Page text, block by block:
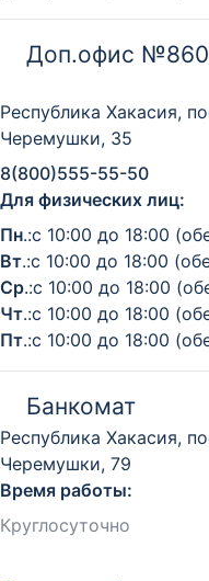
Доп.офис
Республика Хакасия,
Черемушки, 35
8(800)555-55-50
Для физических лиц:
Пн.:с 10:00 до 18:00
Вт.:с 10:00 до 18:00
Ср.:с 10:00 до 18:00
Чт.:с 10:00 до 18:00
Пт.:с 10:00 до 18:00
Банкомат
Республика Хакасия,
Черемушки, 79
Время работы:
Круглосуточно